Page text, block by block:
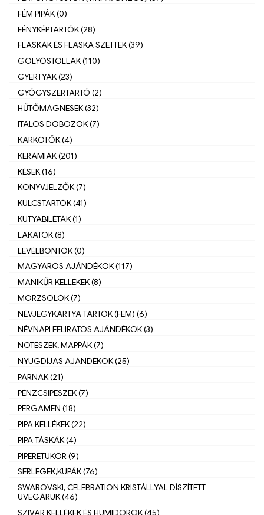
FÉM PIPÁK (0)
FÉNYKÉPTARTÓK (28)
FLASKÁK ÉS FLASKA SZETTEK (39)
GOLYÓSTOLLAK (110)
GYERTYÁK (23)
GYÓGYSZERTARTÓ (2)
HŰTŐMÁGNESEK (32)
ITALOS DOBOZOK (7)
KARKÖTŐK (4)
KERÁMIÁK (201)
KÉSEK (16)
KÖNYVJELZŐK (7)
KULCSTARTÓK (41)
KUTYABILÉTÁK (1)
LAKATOK (8)
LEVÉLBONTÓK (0)
MAGYAROS AJÁNDÉKOK (117)
MANIKŰR KELLÈKEK (8)
MORZSOLÓK (7)
NÉVJEGYKÁRTYA TARTÓK (FÉM) (6)
NÉVNAPI FELIRATOS AJÁNDÉKOK (3)
NOTESZEK, MAPPÁK (7)
NYUGDÍJAS AJÁNDÉKOK (25)
PÁRNÁK (21)
PÉNZCSIPESZEK (7)
PERGAMEN (18)
PIPA KELLÉKEK (22)
PIPA TÁSKÁK (4)
PIPERETÜKÖR (9)
SERLEGEK,KUPÁK (76)
SWAROVSKI, CELEBRATION KRISTÁLLYAL DÍSZÍTETT
ÜVEGÁRUK (46)
SZIVAR KELLÉKEK ÉS HUMIDOROK (45)